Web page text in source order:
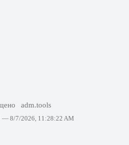
adm.tools
— 8/7/2026, 11:28:22 AM